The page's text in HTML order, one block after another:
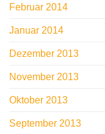
Februar 2014
Januar 2014
Dezember 2013
November 2013
Oktober 2013
September 2013